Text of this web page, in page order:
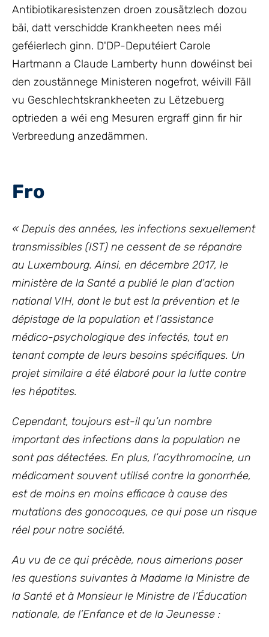
Antibiotikaresistenzen droen zousätzlech dozou
bäi, datt verschidde Krankheeten nees méi
geféierlech ginn. D'DP-Deputéiert Carole
Hartmann a Claude Lamberty hunn dowéinst bei
den zoustännege Ministeren nogefrot, wéivill Fäll
vu Geschlechtskrankheeten zu Lëtzebuerg
optrieden a wéi eng Mesuren ergraff ginn fir hir
Verbreedung anzedämmen.
Fro
« Depuis des années, les infections sexuellement
transmissibles (IST) ne cessent de se répandre
au Luxembourg. Ainsi, en décembre 2017, le
ministère de la Santé a publié le plan d’action
national VIH, dont le but est la prévention et le
dépistage de la population et l’assistance
médico-psychologique des infectés, tout en
tenant compte de leurs besoins spécifiques. Un
projet similaire a été élaboré pour la lutte contre
les hépatites.
Cependant, toujours est-il qu’un nombre
important des infections dans la population ne
sont pas détectées. En plus, l’acythromocine, un
médicament souvent utilisé contre la gonorrhée,
est de moins en moins efficace à cause des
mutations des gonocoques, ce qui pose un risque
réel pour notre société.
Au vu de ce qui précède, nous aimerions poser
les questions suivantes à Madame la Ministre de
la Santé et à Monsieur le Ministre de l’Éducation
nationale, de l’Enfance et de la Jeunesse :